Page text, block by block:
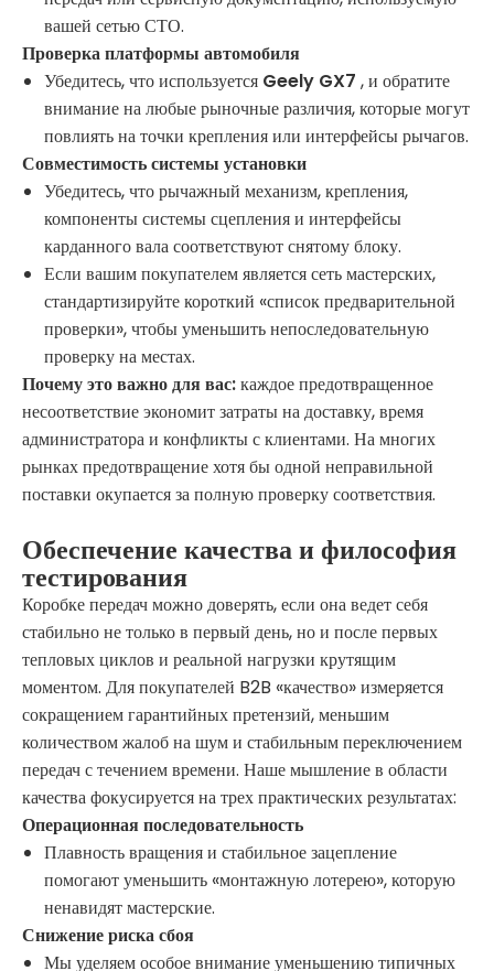
вашей сетью СТО.
Проверка платформы автомобиля
Убедитесь, что используется Geely GX7 , и обратите
внимание на любые рыночные различия, которые могут
повлиять на точки крепления или интерфейсы рычагов.
Совместимость системы установки
Убедитесь, что рычажный механизм, крепления,
компоненты системы сцепления и интерфейсы
карданного вала соответствуют снятому блоку.
Если вашим покупателем является сеть мастерских,
стандартизируйте короткий «список предварительной
проверки», чтобы уменьшить непоследовательную
проверку на местах.
Почему это важно для вас:каждое предотвращенное
несоответствие экономит затраты на доставку, время
администратора и конфликты с клиентами. На многих
рынках предотвращение хотя бы одной неправильной
поставки окупается за полную проверку соответствия.
Обеспечение качества и философия
тестирования
Коробке передач можно доверять, если она ведет себя
стабильно не только в первый день, но и после первых
тепловых циклов и реальной нагрузки крутящим
моментом. Для покупателей B2B «качество» измеряется
сокращением гарантийных претензий, меньшим
количеством жалоб на шум и стабильным переключением
передач с течением времени. Наше мышление в области
качества фокусируется на трех практических результатах:
Операционная последовательность
Плавность вращения и стабильное зацепление
помогают уменьшить «монтажную лотерею», которую
ненавидят мастерские.
Снижение риска сбоя
Мы уделяем особое внимание уменьшению типичных